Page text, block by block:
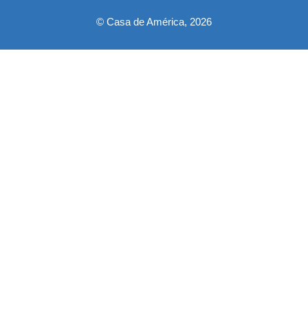
© Casa de América, 2026